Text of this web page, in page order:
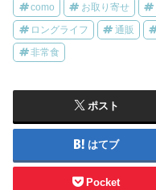
como お取り寄せ
ロングライフ 通販
非常食
ポスト
はてブ
Pocket